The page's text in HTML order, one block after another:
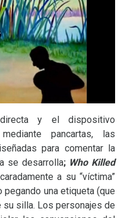
y el dispositivo
pancartas, las
para comentar la
se desarrolla; Who Killed
a su “víctima”
una etiqueta (que
su silla. Los personajes de